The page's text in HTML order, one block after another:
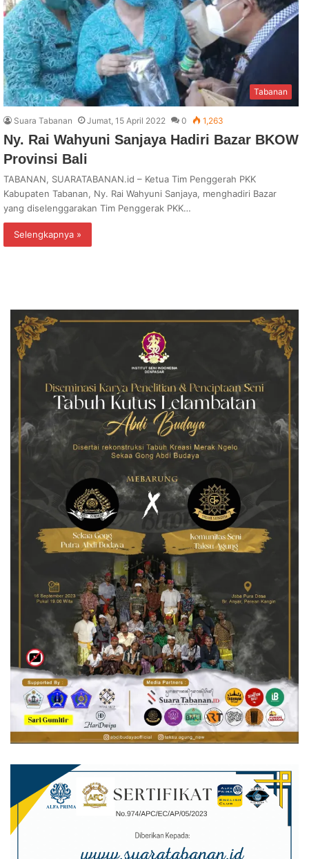
Tabanan
Suara Tabanan Jumat, 15 April 2022 0 1,263
Ny. Rai Wahyuni Sanjaya Hadiri Bazar BKOW
Provinsi Bali
TABANAN, SUARATABANAN.id – Ketua Tim Penggerah PKK
Kabupaten Tabanan, Ny. Rai Wahyuni Sanjaya, menghadiri Bazar
yang diselenggarakan Tim Penggerak PKK…
Selengkapnya »